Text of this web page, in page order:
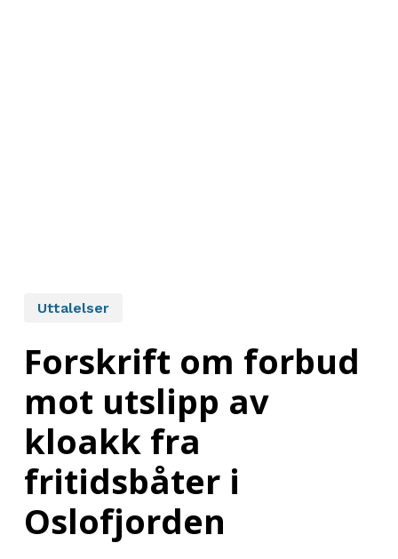
Uttalelser
Forskrift om forbud
mot utslipp av
kloakk fra
fritidsbåter i
Oslofjorden